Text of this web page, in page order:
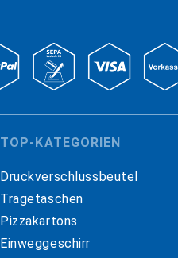
TOP-KATEGORIEN
Druckverschlussbeutel
Tragetaschen
Pizzakartons
Einweggeschirr